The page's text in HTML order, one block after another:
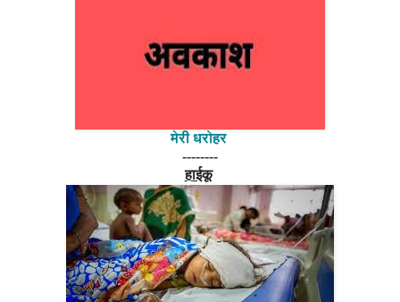
मेरी धरोहर
--------
हाईकू